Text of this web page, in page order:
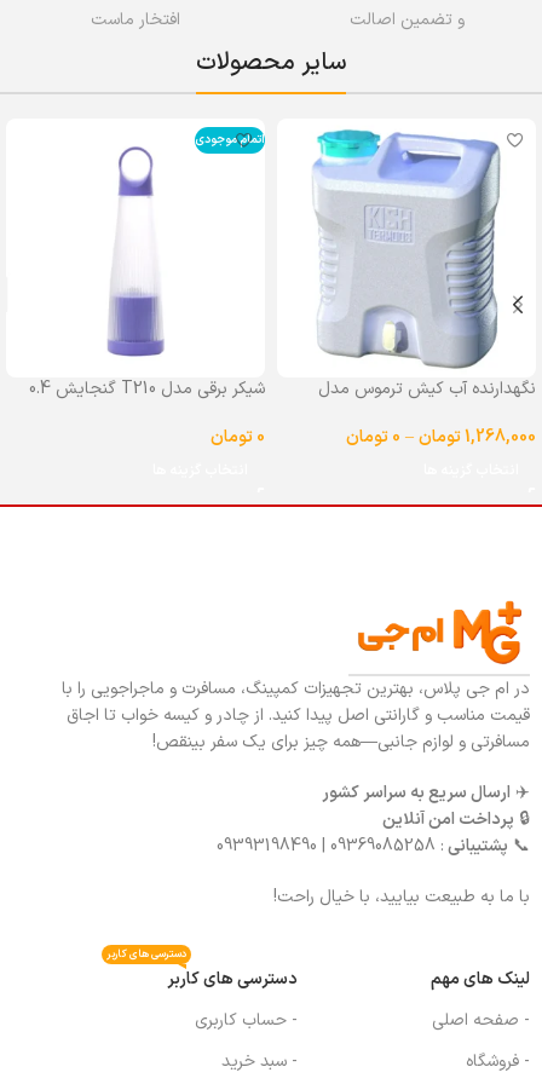
و تضمین اصالت افتخار ماست
سایر محصولات
نگهدارنده آب کیش ترموس مدل
1,268,000تومان–
0تومان
اتمام موجودی
شیکر برقی مدل T210 گنجایش 0.4
0تومان
در ام جی پلاس، بهترین تجهیزات کمپینگ، مسافرت و ماجراجویی را با
قیمت مناسب و گارانتی اصل پیدا کنید. از چادر و کیسه خواب تا اجاق
مسافرتی و لوازم جانبی—همه چیز برای یک سفر بینقص!
✈️ ارسال سریع به سراسر کشور
🔒 پرداخت امن آنلاین
📞 پشتیبانی: 09369085258 | 09393198490
با ما به طبیعت بیایید، با خیال راحت!
لینک های مهم
- صفحه اصلی
- فروشگاه
دسترسی های کاربر
دسترسی های کاربر
- حساب کاربری
- سبد خرید